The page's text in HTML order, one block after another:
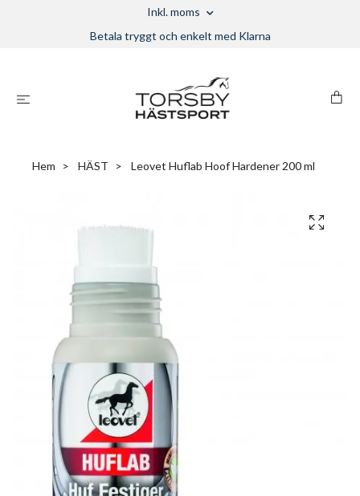
Inkl. moms
Betala tryggt och enkelt med Klarna
Hem HÄST Leovet Huflab Hoof Hardener 200 ml